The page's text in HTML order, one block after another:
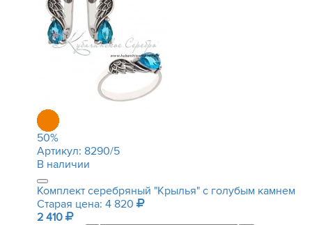
50%
Артикул: 8290/5
В наличии
Комплект серебряный "Крылья" с голубым камнем
Старая цена: 4 820
2 410